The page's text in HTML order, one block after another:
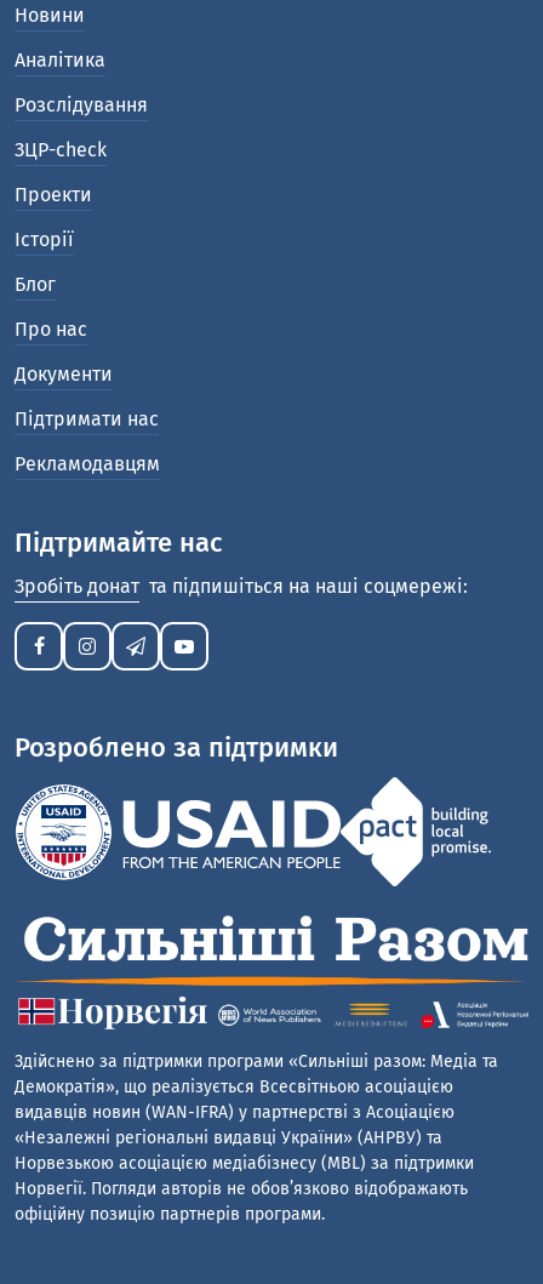
Новини
Аналітика
Розслідування
ЗЦР-check
Проекти
Історії
Блог
Про нас
Документи
Підтримати нас
Рекламодавцям
Підтримайте нас
Зробіть донат та підпишіться на наші соцмережі:
Розроблено за підтримки
Здійснено за підтримки програми «Сильніші разом: Медіа та
Демократія», що реалізується Всесвітньою асоціацією
видавців новин (WAN-IFRA) у партнерстві з Асоціацією
«Незалежні регіональні видавці України» (АНРВУ) та
Норвезькою асоціацією медіабізнесу (MBL) за підтримки
Норвегії. Погляди авторів не обов’язково відображають
офіційну позицію партнерів програми.